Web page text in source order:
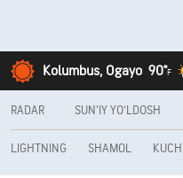
Kolumbus, Ogayo 90°F
RADAR SUN’IY YO‘LDOSH
LIGHTNING SHAMOL